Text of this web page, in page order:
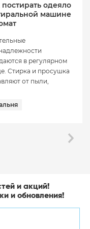
постирать одеяло
машине
в регулярном
Стирка и просушка
от пыли,
и акций!
и обновления!